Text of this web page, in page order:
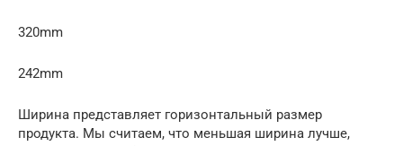
320mm
242mm
Ширина представляет горизонтальный размер
продукта. Мы считаем, что меньшая ширина лучше,